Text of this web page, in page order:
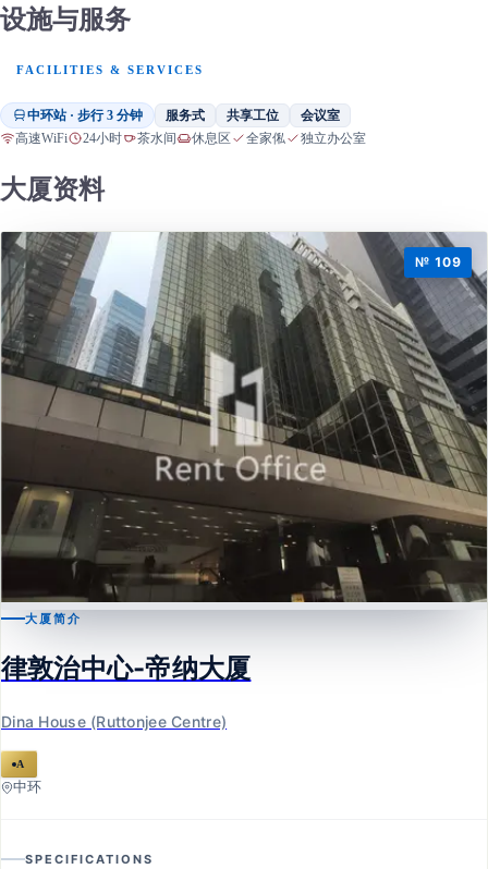
设施与服务
FACILITIES & SERVICES
中环站 · 步行 3 分钟 服务式 共享工位 会议室
高速WiFi 24小时 茶水间 休息区 全家俬 独立办公室
大厦资料
№ 109
律敦治中心-帝纳大厦
Dina House (Ruttonjee Centre)
大厦简介
律敦治中心-帝纳大厦
Dina House (Ruttonjee Centre)
A
中环
SPECIFICATIONS